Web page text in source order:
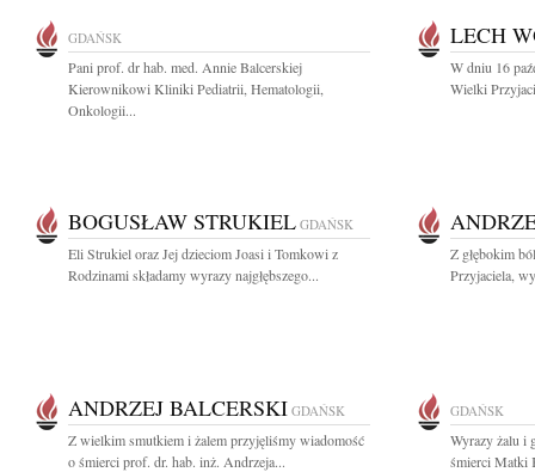
GDAŃSK
Pani prof. dr hab. med. Annie Balcerskiej
Kierownikowi Kliniki Pediatrii, Hematologii,
Onkologii...
LECH
W dniu 16
Wielki
BOGUSŁAW STRUKIEL GDAŃSK
Eli Strukiel oraz Jej dzieciom Joasi i Tomkowi z
Rodzinami składamy wyrazy najgłębszego...
Z głębokim
Przyjaciela,
ANDRZEJ BALCERSKI GDAŃSK
Z wielkim smutkiem i żalem przyjęliśmy wiadomość
o śmierci prof. dr. hab. inż. Andrzeja...
GDAŃSK
Wyrazy żalu i
śmierci Matki